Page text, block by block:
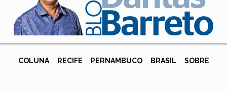
COLUNA RECIFE PERNAMBUCO BRASIL SOBRE